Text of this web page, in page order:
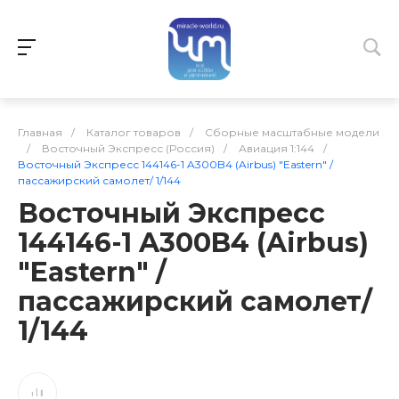
Главная / Каталог товаров /
Сборные масштабные модели
/
Восточный Экспресс (Россия) / Авиация 1:144
/
Восточный Экспресс 144146-1 A300B4 (Airbus) "Eastern" /
пассажирский самолет/ 1/144
Восточный Экспресс
144146-1 A300B4 (Airbus)
"Eastern" /
пассажирский самолет/
1/144